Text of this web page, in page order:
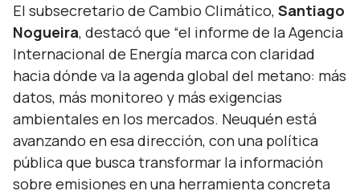
El subsecretario de Cambio Climático, Santiago
Nogueira, destacó que “el informe de la Agencia
Internacional de Energía marca con claridad
hacia dónde va la agenda global del metano: más
datos, más monitoreo y más exigencias
ambientales en los mercados. Neuquén está
avanzando en esa dirección, con una política
pública que busca transformar la información
sobre emisiones en una herramienta concreta